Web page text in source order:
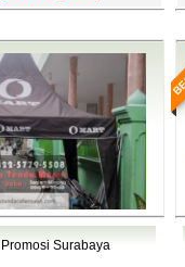
Surabaya